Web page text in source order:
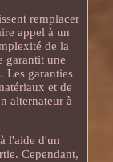
remplacer
appel à un
de la
garantit une
Les garanties
et de
alternateur à
l'aide d'un
Cependant,